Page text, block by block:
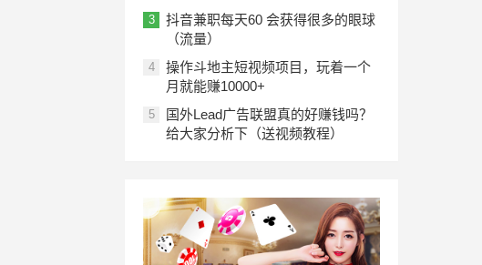
3
抖音兼职每天60 会获得很多的眼球
（流量）
4
操作斗地主短视频项目，玩着一个
月就能赚10000+
5
国外Lead广告联盟真的好赚钱吗？
给大家分析下（送视频教程）